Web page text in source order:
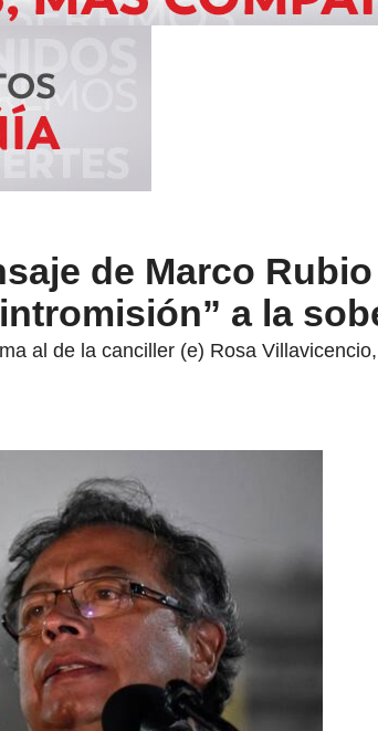
de Marco
a la
al de la canciller (e) Rosa